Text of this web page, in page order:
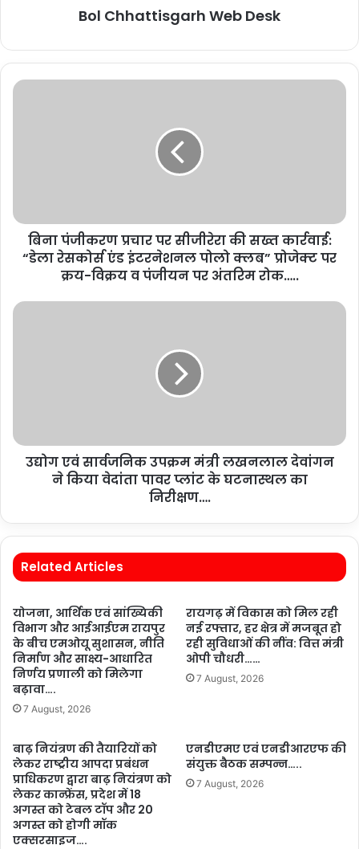
Bol Chhattisgarh Web Desk
बिना पंजीकरण प्रचार पर सीजीरेरा की सख्त कार्रवाई:
“डेला रेसकोर्स एंड इंटरनेशनल पोलो क्लब” प्रोजेक्ट पर
क्रय-विक्रय व पंजीयन पर अंतरिम रोक…..
उद्योग एवं सार्वजनिक उपक्रम मंत्री लखनलाल देवांगन
ने किया वेदांता पावर प्लांट के घटनास्थल का
निरीक्षण….
Related Articles
योजना, आर्थिक एवं सांख्यिकी
विभाग और आईआईएम रायपुर
के बीच एमओयू सुशासन, नीति
निर्माण और साक्ष्य-आधारित
निर्णय प्रणाली को मिलेगा
बढ़ावा….
7 August, 2026
रायगढ़ में विकास को मिल रही
नई रफ्तार, हर क्षेत्र में मजबूत हो
रही सुविधाओं की नींव: वित्त मंत्री
ओपी चौधरी……
7 August, 2026
बाढ़ नियंत्रण की तैयारियों को
लेकर राष्ट्रीय आपदा प्रबंधन
प्राधिकरण द्वारा बाढ़ नियंत्रण को
लेकर कान्फ्रेंस, प्रदेश में 18
अगस्त को टेबल टॉप और 20
अगस्त को होगी मॉक
एक्सरसाइज….
एनडीएमए एवं एनडीआरएफ की
संयुक्त बैठक सम्पन्न…..
7 August, 2026